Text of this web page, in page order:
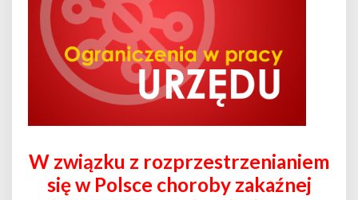
W związku z rozprzestrzenianiem
się w Polsce choroby zakaźnej